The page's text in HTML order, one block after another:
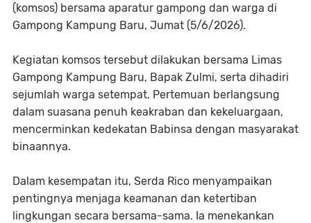
(komsos) bersama aparatur gampong dan warga di
Gampong Kampung Baru, Jumat (5/6/2026).
Kegiatan komsos tersebut dilakukan bersama Limas
Gampong Kampung Baru, Bapak Zulmi, serta dihadiri
sejumlah warga setempat. Pertemuan berlangsung
dalam suasana penuh keakraban dan kekeluargaan,
mencerminkan kedekatan Babinsa dengan masyarakat
binaannya.
Dalam kesempatan itu, Serda Rico menyampaikan
pentingnya menjaga keamanan dan ketertiban
lingkungan secara bersama-sama. Ia menekankan